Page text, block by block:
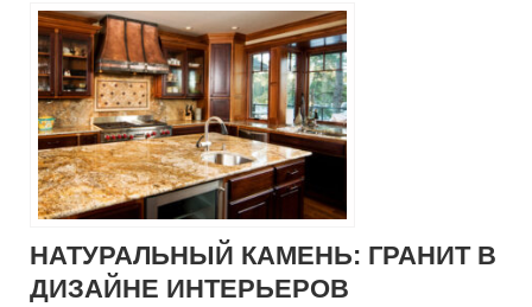
уникальности:
редкие
сочетания
цветов
в
интерьере
НАТУРАЛЬНЫЙ КАМЕНЬ: ГРАНИТ В
ДИЗАЙНЕ ИНТЕРЬЕРОВ